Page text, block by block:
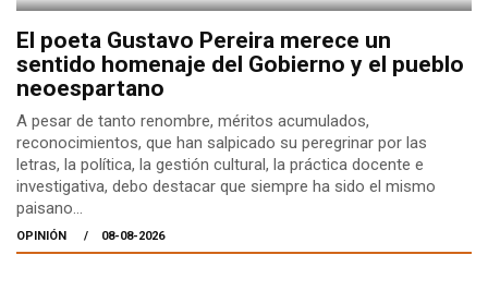
El poeta Gustavo Pereira merece un
sentido homenaje del Gobierno y el pueblo
neoespartano
A pesar de tanto renombre, méritos acumulados,
reconocimientos, que han salpicado su peregrinar por las
letras, la política, la gestión cultural, la práctica docente e
investigativa, debo destacar que siempre ha sido el mismo
paisano...
OPINIÓN 08-08-2026